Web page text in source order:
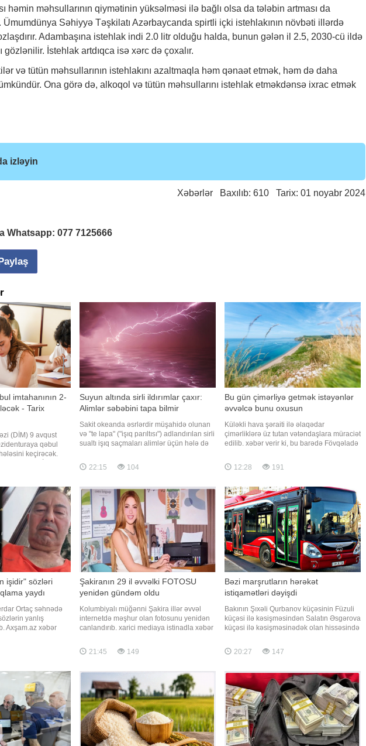
həmin məhsullarının qiymətinin yüksəlməsi ilə bağlı olsa da tələbin artması da
Ümumdünya Səhiyyə Təşkilatı Azərbaycanda spirtli içki istehlakının növbəti illərdə
Adambaşına istehlak indi 2.0 litr olduğu halda, bunun gələn il 2.5, 2030-cü ildə
gözlənilir. İstehlak artdıqca isə xərc də çoxalır.
və tütün məhsullarının istehlakını azaltmaqla həm qənaət etmək, həm də daha
Ona görə də, alkoqol və tütün məhsullarını istehlak etməkdənsə ixrac etmək
izləyin
Xəbərlər Baxılıb: 610 Tarix: 01 noyabr 2024
Whatsapp: 077 7125666
imtahanının 2-
- Tarix
(DİM) 9 avqust
qəbul
keçirəcək.
barədə DİM
Bakıda DİM-in
50. TÜRKPA-nın
4 sayl
Suyun altında sirli ildırımlar çaxır:
Alimlər səbəbini tapa bilmir
Sakit okeanda əsrlərdir müşahidə olunan
və "te lapa" ("işıq parıltısı") adlandırılan sirli
sualtı işıq saçmaları alimlər üçün hələ də
qalır. Qaynarinfo xəbər verir ki, "Popular
Mechanics" nəşrinin yazdığına görə, bu
22:15 104
Bu gün çimərliyə getmək istəyənlər
əvvəlcə bunu oxusun
Küləkli hava şəraiti ilə əlaqədar
çimərliklərə üz tutan vətəndaşlara müraciət
edilib. xəbər verir ki, bu barədə Fövqəladə
Bildirilib ki, gün ərzində Bakıda və Abşeron
yarımadasında küləkli hava şəraitinin
Fövqəladə Hallar Nazirliy
12:28 191
işidir" sözləri
yaydı
Ortaç səhnədə
yanlış
Axşam.az xəbər
Ortaçın
xəstələrinin
Şakiranın 29 il əvvəlki FOTOSU
yenidən gündəm oldu
Kolumbiyalı müğənni Şakira illər əvvəl
internetdə məşhur olan fotosunu yenidən
canlandırıb. xarici mediaya istinadla xəbər
fotodakı kimi iş masasının arxasında,
printerin yanında eyni poza ilə yenidən
iyununda fotomüxbi
21:45 149
Bəzi marşrutların hərəkət
istiqamətləri dəyişdi
Bakının Şıxəli Qurbanov küçəsinin Füzuli
küçəsi ilə kəsişməsindən Salatın Əsgərova
küçəsi ilə kəsişməsinədək olan hissəsində
işləri ilə əlaqədar nəqliyyat vasitələrinin
hərəkətinə məhdudiyyət tətbiq edilir.
Azərbaycan Yerüst
20:27 147